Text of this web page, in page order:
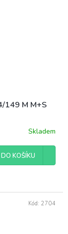
149 M M+S
Skladem
DO KOŠÍKU
Kód: 2704